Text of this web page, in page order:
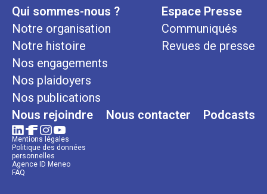
Qui sommes-nous ?
Notre organisation
Notre histoire
Nos engagements
Nos plaidoyers
Nos publications
Espace Presse
Communiqués
Revues de presse
Nous rejoindre Nous contacter Podcasts
Mentions légales
Politique des données
personnelles
Agence ID Meneo
FAQ